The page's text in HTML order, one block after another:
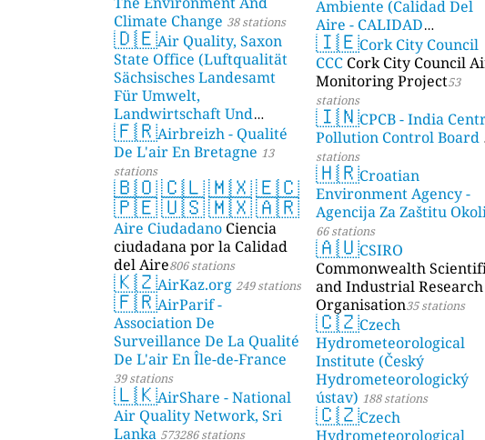
Climate Change 38 stations
🇩🇪Air Quality, Saxon
State Office (Luftqualität
Sächsisches Landesamt
Für Umwelt,
Landwirtschaft Und
Geologie) 50 stations
🇫🇷Airbreizh - Qualité
De L'air En Bretagne 13
stations
🇧🇴🇨🇱🇲🇽🇪🇨
🇵🇪🇺🇸🇲🇽🇦🇷
Aire Ciudadano Ciencia
ciudadana por la Calidad
del Aire806 stations
🇰🇿AirKaz.org 249 stations
🇫🇷AirParif -
Association De
Surveillance De La Qualité
De L'air En Île-de-France
39 stations
🇱🇰AirShare - National
Air Quality Network, Sri
Lanka 573286 stations
Ambiente (Calidad Del
Aire - CALIDAD
AMBIENTAL) 23 stations
🇮🇪Cork City Council
CCC Cork City Council
Monitoring Project53
stations
🇮🇳CPCB - India
Pollution Control Board
stations
🇭🇷Croatian
Environment Agency -
Agencija Za Zaštitu
66 stations
🇦🇺CSIRO
Commonwealth
and Industrial Research
Organisation35 stations
🇨🇿Czech
Hydrometeorological
Institute (Český
Hydrometeorologický
ústav) 188 stations
🇨🇿Czech
Hydrometeorological